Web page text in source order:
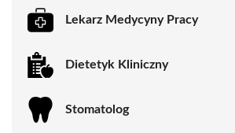
Lekarz Medycyny Pracy
Dietetyk Kliniczny
Stomatolog